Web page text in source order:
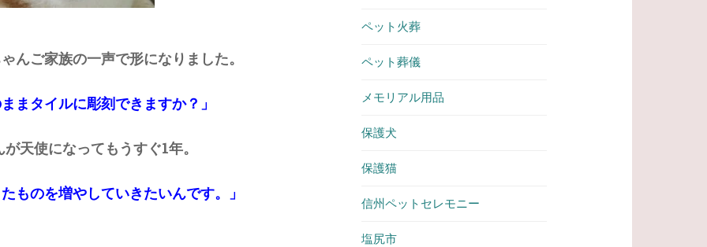
んご家族の一声で形になりました。
まタイルに彫刻できますか？」
天使になってもうすぐ1年。
ものを増やしていきたいんです。」
ペット火葬
ペット葬儀
メモリアル用品
保護犬
保護猫
信州ペットセレモニー
塩尻市